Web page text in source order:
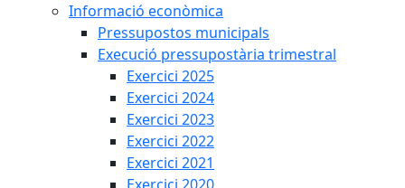
Informació econòmica
Pressupostos municipals
Execució pressupostària trimestral
Exercici 2025
Exercici 2024
Exercici 2023
Exercici 2022
Exercici 2021